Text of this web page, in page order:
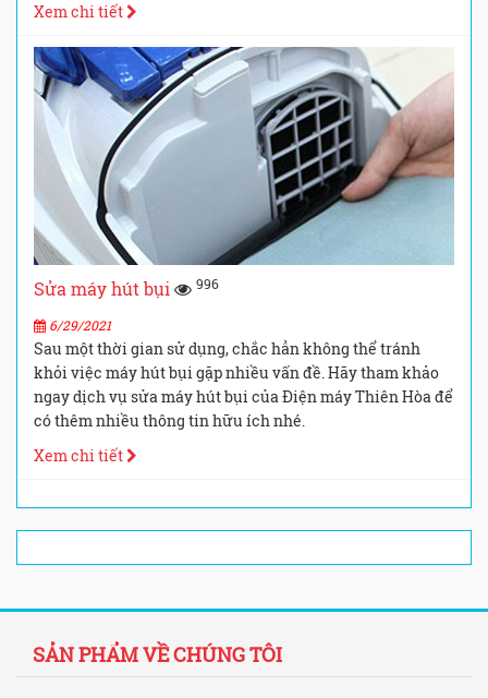
Xem chi tiết
Sửa máy hút bụi 996
6/29/2021
Sau một thời gian sử dụng, chắc hẳn không thể tránh
khỏi việc máy hút bụi gặp nhiều vấn đề. Hãy tham khảo
ngay dịch vụ sửa máy hút bụi của Điện máy Thiên Hòa để
có thêm nhiều thông tin hữu ích nhé.
Xem chi tiết
SẢN PHẨM VỀ CHÚNG TÔI